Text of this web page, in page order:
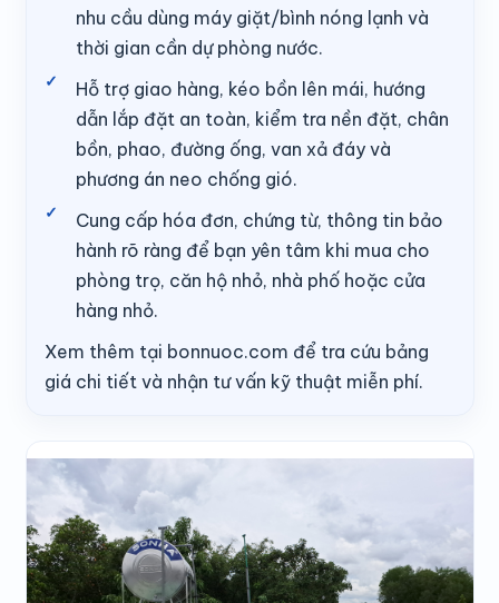
nhu cầu dùng máy giặt/bình nóng lạnh và
thời gian cần dự phòng nước.
Hỗ trợ giao hàng, kéo bồn lên mái, hướng
dẫn lắp đặt an toàn, kiểm tra nền đặt, chân
bồn, phao, đường ống, van xả đáy và
phương án neo chống gió.
Cung cấp hóa đơn, chứng từ, thông tin bảo
hành rõ ràng để bạn yên tâm khi mua cho
phòng trọ, căn hộ nhỏ, nhà phố hoặc cửa
hàng nhỏ.
Xem thêm tại bonnuoc.com để tra cứu bảng
giá chi tiết và nhận tư vấn kỹ thuật miễn phí.